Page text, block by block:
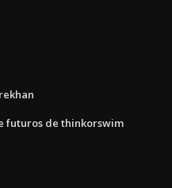
futuros de thinkorswim